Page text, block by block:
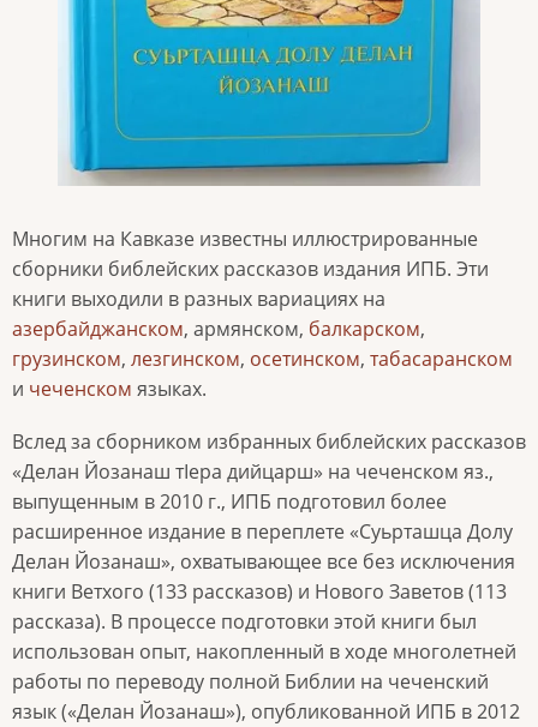
Многим на Кавказе известны иллюстрированные
сборники библейских рассказов издания ИПБ. Эти
книги выходили в разных вариациях на
азербайджанском, армянском, балкарском,
грузинском, лезгинском, осетинском, табасаранском
и чеченском языках.
Вслед за сборником избранных библейских рассказов
«Делан Йозанаш тIера дийцарш» на чеченском яз.,
выпущенным в 2010 г., ИПБ подготовил более
расширенное издание в переплете «Суьрташца Долу
Делан Йозанаш», охватывающее все без исключения
книги Ветхого (133 рассказов) и Нового Заветов (113
рассказа). В процессе подготовки этой книги был
использован опыт, накопленный в ходе многолетней
работы по переводу полной Библии на чеченский
язык («Делан Йозанаш»), опубликованной ИПБ в 2012